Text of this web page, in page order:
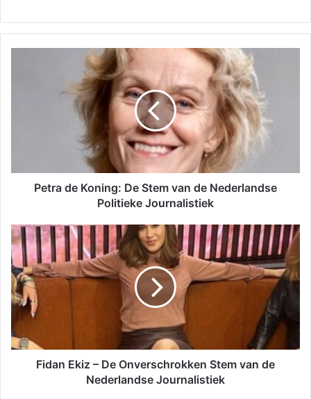
Petra de Koning: De Stem van de Nederlandse
Politieke Journalistiek
Fidan Ekiz – De Onverschrokken Stem van de
Nederlandse Journalistiek